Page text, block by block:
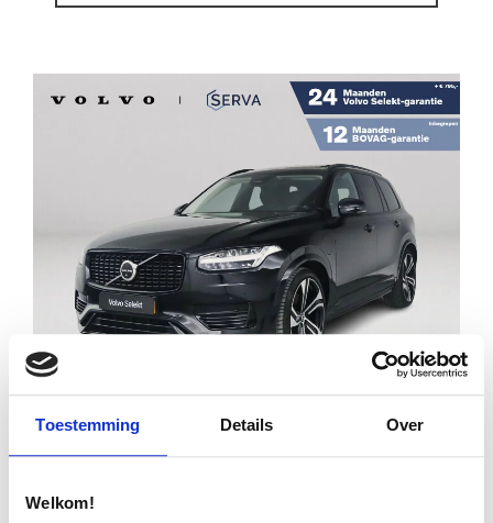
Toestemming Details Over
Welkom!
€ 63.995 p/m
VOLVO XC90 T8 PLUG-IN HYBRID AWD ULTRA